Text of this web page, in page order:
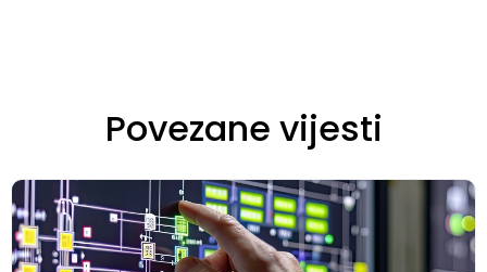
Povezane vijesti